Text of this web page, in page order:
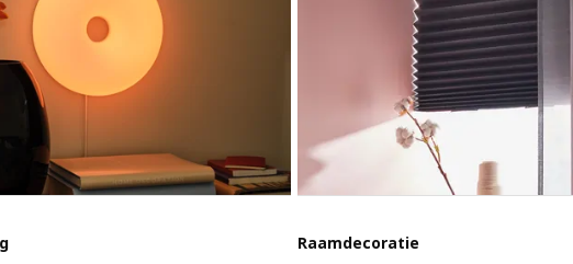
Raamdecoratie